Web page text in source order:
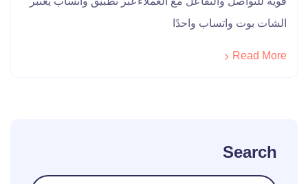
الشات بوت واتساب واحدًا
Read More
Search